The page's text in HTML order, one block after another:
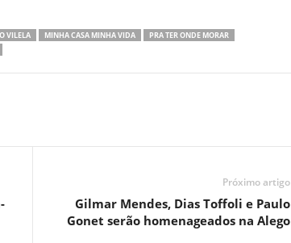
VILELA MINHA CASA MINHA VIDA
PRA TER ONDE MORAR
Próximo artigo
Gilmar Mendes, Dias Toffoli e Paulo
Gonet serão homenageados na Alego